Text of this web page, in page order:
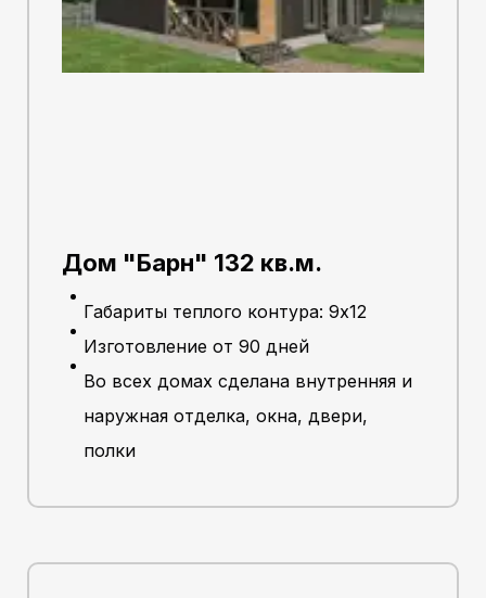
Дом "Барн" 132 кв.м.
Габариты теплого контура: 9х12
Изготовление от 90 дней
Во всех домах сделана внутренняя и
наружная отделка, окна, двери,
полки